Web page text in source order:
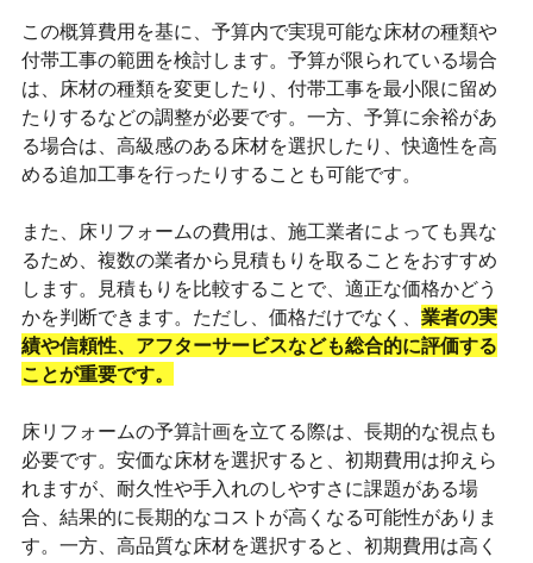
この概算費用を基に、予算内で実現可能な床材の種類や
付帯工事の範囲を検討します。予算が限られている場合
は、床材の種類を変更したり、付帯工事を最小限に留め
たりするなどの調整が必要です。一方、予算に余裕があ
る場合は、高級感のある床材を選択したり、快適性を高
める追加工事を行ったりすることも可能です。
また、床リフォームの費用は、施工業者によっても異な
るため、複数の業者から見積もりを取ることをおすすめ
します。見積もりを比較することで、適正な価格かどう
かを判断できます。ただし、価格だけでなく、 業者の実
績や信頼性、アフターサービスなども総合的に評価する
ことが重要です。
床リフォームの予算計画を立てる際は、長期的な視点も
必要です。安価な床材を選択すると、初期費用は抑えら
れますが、耐久性や手入れのしやすさに課題がある場
合、結果的に長期的なコストが高くなる可能性がありま
す。一方、高品質な床材を選択すると、初期費用は高く